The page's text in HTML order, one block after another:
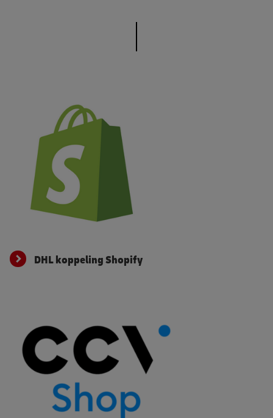
DHL koppeling Shopify